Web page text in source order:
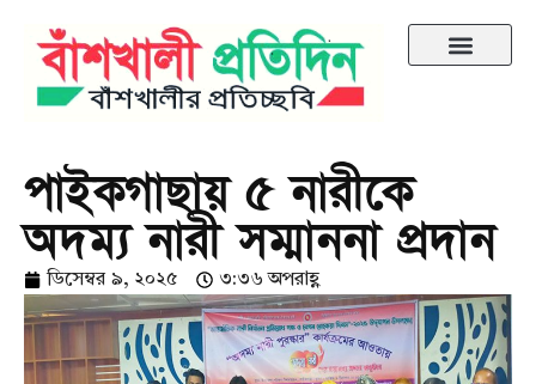
পাইকগাছায় ৫ নারীকে
অদম্য নারী সম্মাননা প্রদান
ডিসেম্বর ৯, ২০২৫ ৩:৩৬ অপরাহ্ণ